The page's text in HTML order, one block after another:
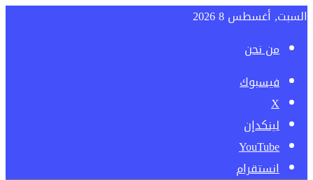
السبت, أغسطس 8 2026
من نحن
فيسبوك
‫X
لينكدإن
‫YouTube
انستقرام